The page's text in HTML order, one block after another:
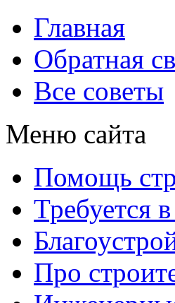
Главная
Обратная
Все советы
Меню сайта
Помощь
Требуется
Про